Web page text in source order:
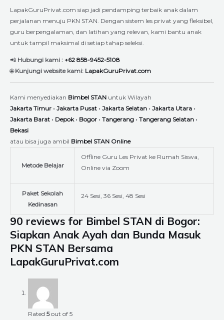
LapakGuruPrivat.com siap jadi pendamping terbaik anak dalam
perjalanan menuju PKN STAN. Dengan sistem les privat yang fleksibel,
guru berpengalaman, dan latihan yang relevan, kami bantu anak
untuk tampil maksimal di setiap tahap seleksi.
📲 Hubungi kami : +62 858-9452-5108
🌐Kunjungi website kami: LapakGuruPrivat.com
Kami menyediakan Bimbel STAN untuk Wilayah
Jakarta Timur • Jakarta Pusat • Jakarta Selatan • Jakarta Utara •
Jakarta Barat • Depok • Bogor • Tangerang • Tangerang Selatan •
Bekasi
atau bisa juga ambil Bimbel STAN Online
Metode Belajar
Offline Guru Les Privat ke Rumah Siswa,
Online via Zoom
Paket Sekolah
Kedinasan
24 Sesi, 36 Sesi, 48 Sesi
90 reviews for Bimbel STAN di Bogor:
Siapkan Anak Ayah dan Bunda Masuk
PKN STAN Bersama
LapakGuruPrivat.com
Rated 5out of 5